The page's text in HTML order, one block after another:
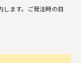
します。ご発注時の目